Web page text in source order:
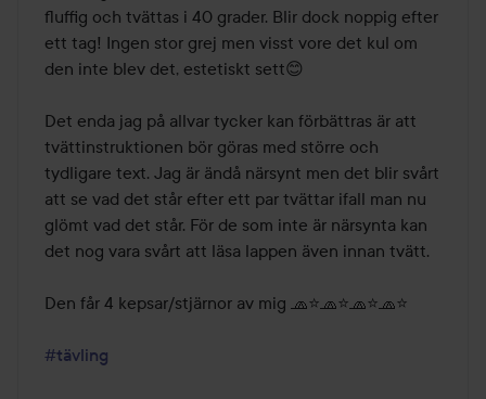
fluffig och tvättas i 40 grader. Blir dock noppig efter
ett tag! Ingen stor grej men visst vore det kul om
den inte blev det, estetiskt sett😊
Det enda jag på allvar tycker kan förbättras är att
tvättinstruktionen bör göras med större och
tydligare text. Jag är ändå närsynt men det blir svårt
att se vad det står efter ett par tvättar ifall man nu
glömt vad det står. För de som inte är närsynta kan
det nog vara svårt att läsa lappen även innan tvätt.
Den får 4 kepsar/stjärnor av mig 🧢⭐🧢⭐🧢⭐🧢⭐
#tävling